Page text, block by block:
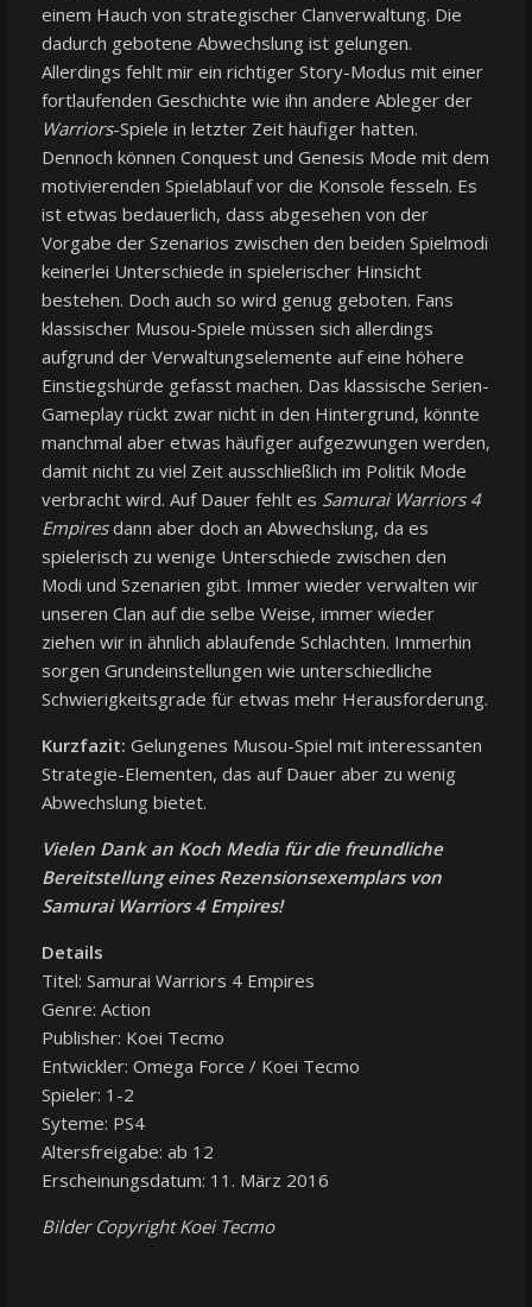
einem Hauch von strategischer Clanverwaltung. Die
dadurch gebotene Abwechslung ist gelungen.
Allerdings fehlt mir ein richtiger Story-Modus mit einer
fortlaufenden Geschichte wie ihn andere Ableger der
Warriors-Spiele in letzter Zeit häufiger hatten.
Dennoch können Conquest und Genesis Mode mit dem
motivierenden Spielablauf vor die Konsole fesseln. Es
ist etwas bedauerlich, dass abgesehen von der
Vorgabe der Szenarios zwischen den beiden Spielmodi
keinerlei Unterschiede in spielerischer Hinsicht
bestehen. Doch auch so wird genug geboten. Fans
klassischer Musou-Spiele müssen sich allerdings
aufgrund der Verwaltungselemente auf eine höhere
Einstiegshürde gefasst machen. Das klassische Serien-
Gameplay rückt zwar nicht in den Hintergrund, könnte
manchmal aber etwas häufiger aufgezwungen werden,
damit nicht zu viel Zeit ausschließlich im Politik Mode
verbracht wird. Auf Dauer fehlt es Samurai Warriors 4
Empiresdann aber doch an Abwechslung, da es
spielerisch zu wenige Unterschiede zwischen den
Modi und Szenarien gibt. Immer wieder verwalten wir
unseren Clan auf die selbe Weise, immer wieder
ziehen wir in ähnlich ablaufende Schlachten. Immerhin
sorgen Grundeinstellungen wie unterschiedliche
Schwierigkeitsgrade für etwas mehr Herausforderung.
Kurzfazit: Gelungenes Musou-Spiel mit interessanten
Strategie-Elementen, das auf Dauer aber zu wenig
Abwechslung bietet.
Vielen Dank an Koch Media für die freundliche
Bereitstellung eines Rezensionsexemplars von
Samurai Warriors 4 Empires!
Details
Titel: Samurai Warriors 4 Empires
Genre: Action
Publisher: Koei Tecmo
Entwickler: Omega Force / Koei Tecmo
Spieler: 1-2
Syteme: PS4
Altersfreigabe: ab 12
Erscheinungsdatum: 11. März 2016
Bilder Copyright Koei Tecmo